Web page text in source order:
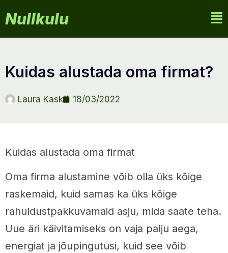
Nullkulu
kuidas alustada oma firmat?
Laura Kask 18/03/2022
Kuidas alustada oma firmat
Oma firma alustamine võib olla üks kõige
raskemaid, kuid samas ka üks kõige
rahuldustpakkuvamaid asju, mida saate teha.
Uue äri käivitamiseks on vaja palju aega,
energiat ja jõupingutusi, kuid see võib